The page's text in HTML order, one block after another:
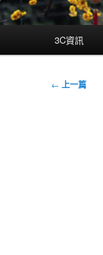
3C資訊
文
← 上一篇